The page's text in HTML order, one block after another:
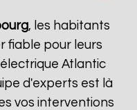
, les habitants
fiable pour leurs
Atlantic
d'experts est là
vos interventions